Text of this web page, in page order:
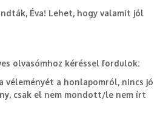
Éva! Lehet, hogy valamit jól
olvasómhoz kéréssel fordulok:
véleményét a honlapomról, nincs jó
csak el nem mondott/le nem írt